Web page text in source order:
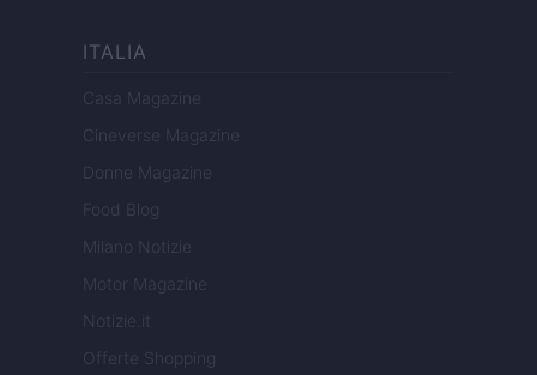
ITALIA
Casa Magazine
Cineverse Magazine
Donne Magazine
Food Blog
Milano Notizie
Motor Magazine
Notizie.it
Offerte Shopping